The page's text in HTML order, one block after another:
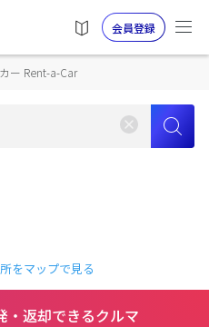
会員登録
ー Rent-a-Car
をマップで見る
・返却できるクルマ